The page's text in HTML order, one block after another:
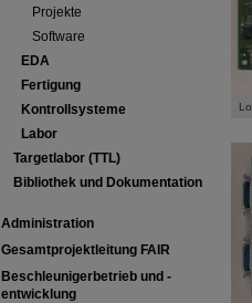
Projekte
Software
EDA
Fertigung
Kontrollsysteme
Labor
Targetlabor (TTL)
Bibliothek und Dokumentation
Administration
Gesamtprojektleitung FAIR
Beschleunigerbetrieb und -
entwicklung